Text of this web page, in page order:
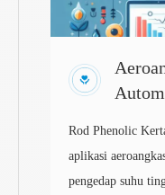
Rod Phenolic
aplikasi
pengedap suhu